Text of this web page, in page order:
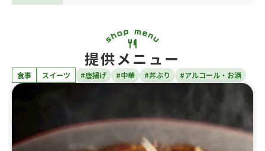
提供メニュー
食事 スイーツ #唐揚げ #中華 #丼ぶり #アルコール・お酒